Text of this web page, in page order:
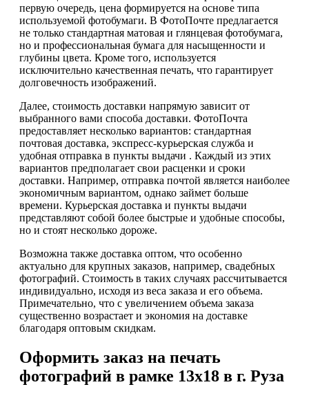
первую очередь, цена формируется на основе типа
используемой фотобумаги. В ФотоПочте предлагается
не только стандартная матовая и глянцевая фотобумага,
но и профессиональная бумага для насыщенности и
глубины цвета. Кроме того, используется
исключительно качественная печать, что гарантирует
долговечность изображений.
Далее, стоимость доставки напрямую зависит от
выбранного вами способа доставки. ФотоПочта
предоставляет несколько вариантов: стандартная
почтовая доставка, экспресс-курьерская служба и
удобная отправка в пункты выдачи . Каждый из этих
вариантов предполагает свои расценки и сроки
доставки. Например, отправка почтой является наиболее
экономичным вариантом, однако займет больше
времени. Курьерская доставка и пункты выдачи
представляют собой более быстрые и удобные способы,
но и стоят несколько дороже.
Возможна также доставка оптом, что особенно
актуально для крупных заказов, например, свадебных
фотографий. Стоимость в таких случаях рассчитывается
индивидуально, исходя из веса заказа и его объема.
Примечательно, что с увеличением объема заказа
существенно возрастает и экономия на доставке
благодаря оптовым скидкам.
Оформить заказ на печать
фотографий в рамке 13х18 в г. Руза